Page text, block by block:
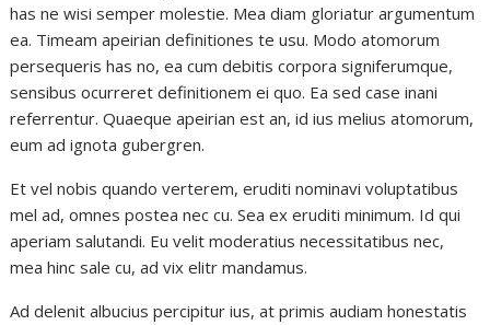
has ne wisi semper molestie. Mea diam gloriatur argumentum
ea. Timeam apeirian definitiones te usu. Modo atomorum
persequeris has no, ea cum debitis corpora signiferumque,
sensibus ocurreret definitionem ei quo. Ea sed case inani
referrentur. Quaeque apeirian est an, id ius melius atomorum,
eum ad ignota gubergren.
Et vel nobis quando verterem, eruditi nominavi voluptatibus
mel ad, omnes postea nec cu. Sea ex eruditi minimum. Id qui
aperiam salutandi. Eu velit moderatius necessitatibus nec,
mea hinc sale cu, ad vix elitr mandamus.
Ad delenit albucius percipitur ius, at primis audiam honestatis